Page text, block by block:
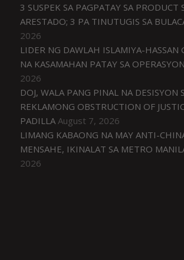
3 SUSPEK SA PAGPATAY SA PRODUCT
ARESTADO; 3 PA TINUTUGIS SA
2026
LIDER NG DAWLAH ISLAMIYA-HASSAN
NA KASAMAHAN PATAY SA OPERASYON
2026
DOJ, WALA PANG PINAL NA DESISYON
REKLAMONG OBSTRUCTION OF
PADILLA August 7, 2026
LIMANG KABAONG NA MAY ANTI-
MENSAHE, IKINALAT SA METRO
2026